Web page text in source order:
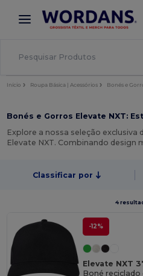
× App Wordans
Melhores preços na app!
Início Roupa Básica | Acessórios Bonés e
Bonés e Gorros Elevate NXT:
Explore a nossa seleção exclusiva
Elevate NXT. Combinando
Classificar por
4
-12%
Elevate NXT
Boné